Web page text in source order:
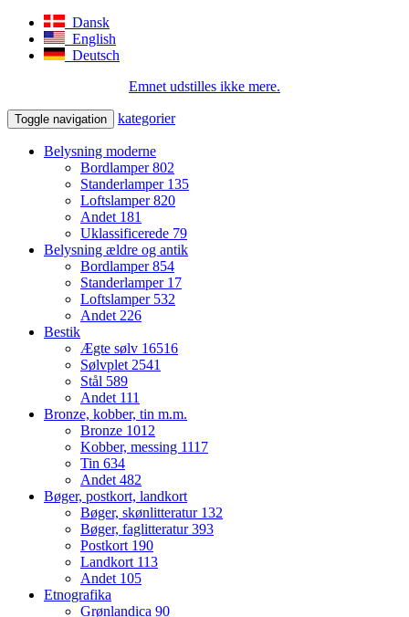
Dansk
English
Deutsch
Emnet udstilles ikke mere.
Toggle navigation kategorier
Belysning moderne
Bordlamper802
Standerlamper 135
Loftslamper820
Andet 181
Uklassificerede 79
Belysning ældre og antik
Bordlamper854
Standerlamper 17
Loftslamper 532
Andet 226
Bestik
Ægte sølv 16516
Sølvplet 2541
Stål 589
Andet 111
Bronze, kobber, tin m.m.
Bronze 1012
Kobber, messing 1117
Tin 634
Andet 482
Bøger, postkort, landkort
Bøger, skønlitteratur 132
Bøger, faglitteratur393
Postkort 190
Landkort 113
Andet 105
Etnografika
Grønlandica 90